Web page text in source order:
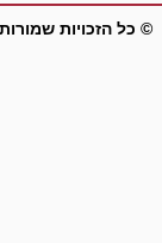
© כל הזכויות שמורות